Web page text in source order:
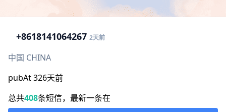
+8618141064267 2天前
中国 CHINA
pubAt 326天前
总共408条短信，最新一条在